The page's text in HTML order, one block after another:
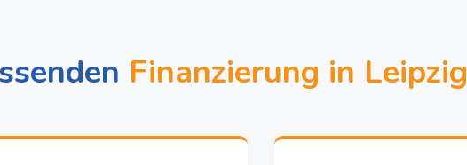
Finanzierung in Leipzig